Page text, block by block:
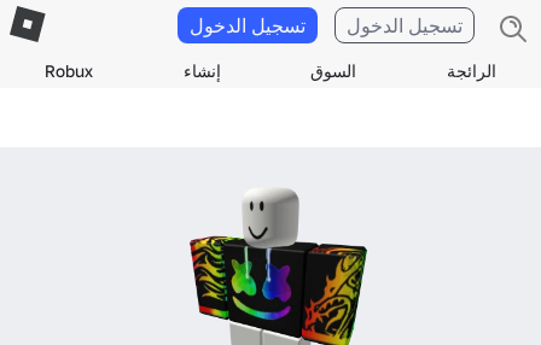
الرائجة السوق إنشاء Robux
تسجيل الدخول تسجيل الدخول